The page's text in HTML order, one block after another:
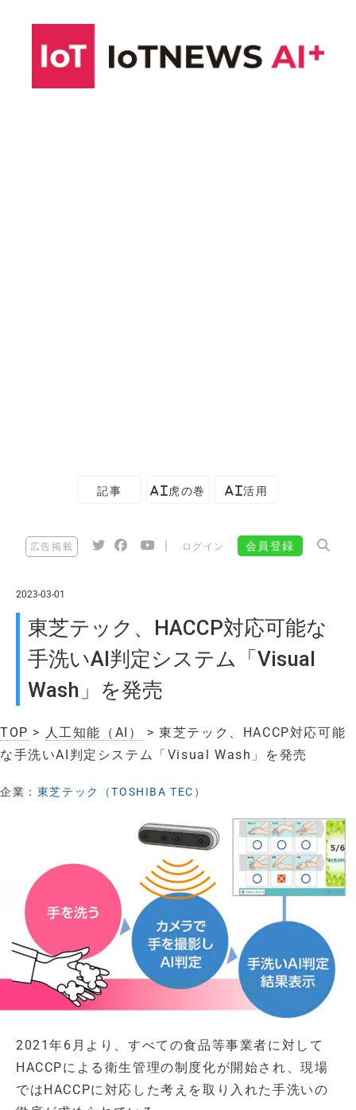
記事 AI虎の巻 AI活用
広告掲載 ログイン 会員登録
2023-03-01
東芝テック、HACCP対応可能な
手洗いAI判定システム「Visual
Wash」を発売
TOP > 人工知能（AI）
> 東芝テック、HACCP対応可能
な手洗いAI判定システム「Visual Wash」を発売
企業： 東芝テック（TOSHIBA TEC）
2021年6月より、すべての食品等事業者に対して
HACCPによる衛生管理の制度化が開始され、現場
ではHACCPに対応した考えを取り入れた手洗いの